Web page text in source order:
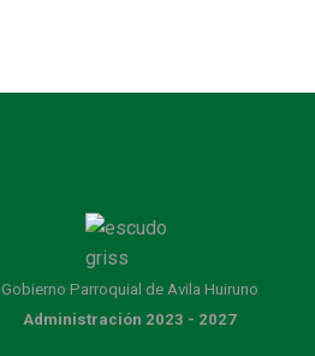
Gobierno Parroquial de Avila Huiruno
Administración 2023 - 2027